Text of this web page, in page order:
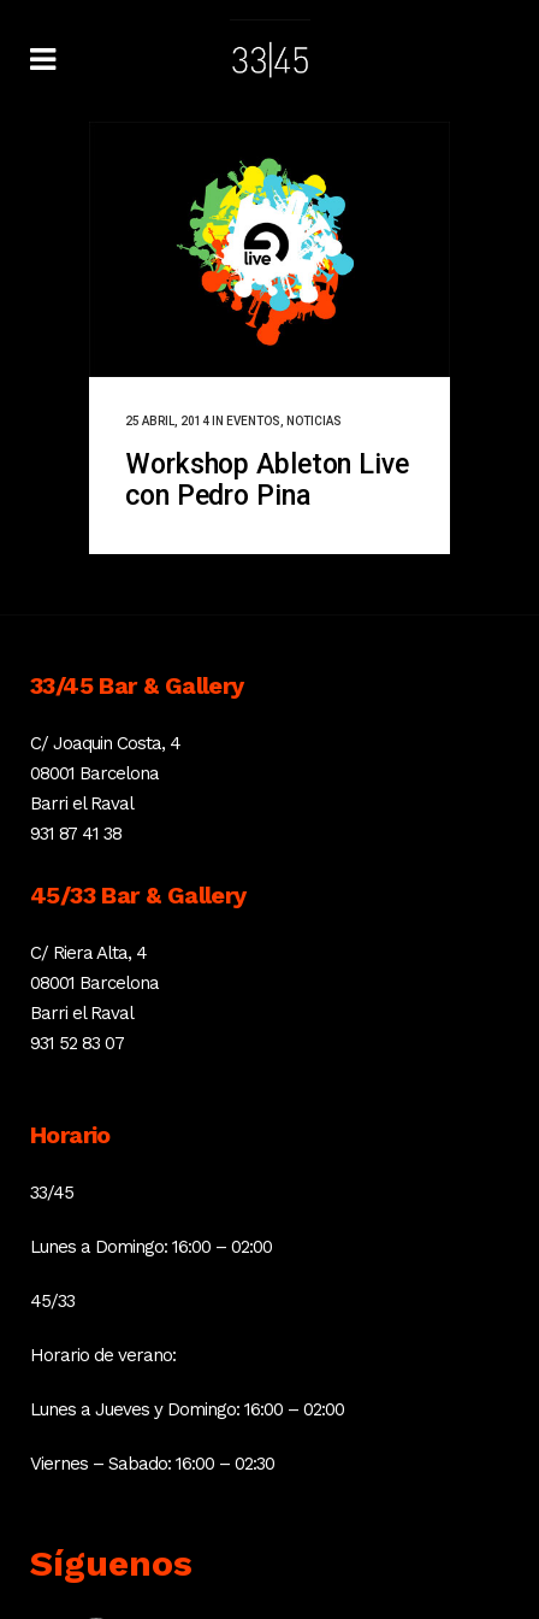
25 ABRIL, 2014 IN EVENTOS NOTICIAS
Workshop Ableton Live
con Pedro Pina
33/45 Bar & Gallery
C/ Joaquin Costa, 4
08001 Barcelona
Barri el Raval
931 87 41 38
45/33 Bar & Gallery
C/ Riera Alta, 4
08001 Barcelona
Barri el Raval
931 52 83 07
Horario
33/45
Lunes a Domingo: 16:00 – 02:00
45/33
Horario de verano:
Lunes a Jueves y Domingo: 16:00 – 02:00
Viernes – Sabado: 16:00 – 02:30
Síguenos